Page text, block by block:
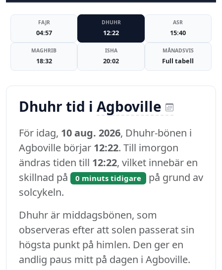
FAJR
04:57
DHUHR
12:22
ASR
15:40
MAGHRIB
18:32
ISHA
20:02
MÅNADSVIS
Full tabell
Dhuhr tid i Agboville
För idag, 10 aug. 2026, Dhuhr-bönen i
Agboville börjar 12:22. Till imorgon
ändras tiden till 12:22, vilket innebär en
skillnad på
0 minuts tidigare på grund av
solcykeln.
Dhuhr är middagsbönen, som
observeras efter att solen passerat sin
högsta punkt på himlen. Den ger en
andlig paus mitt på dagen i Agboville.